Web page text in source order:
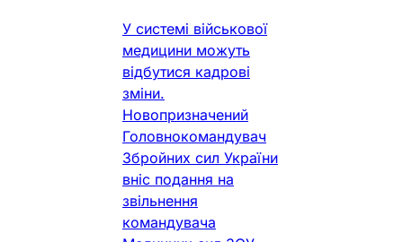
У системі військової
медицини можуть
відбутися кадрові
зміни.
Новопризначений
Головнокомандувач
Збройних сил України
вніс подання на
звільнення
командувача